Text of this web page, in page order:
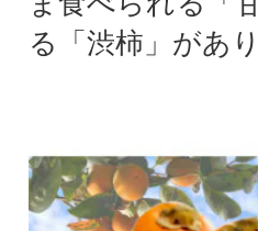
る「渋柿」があ